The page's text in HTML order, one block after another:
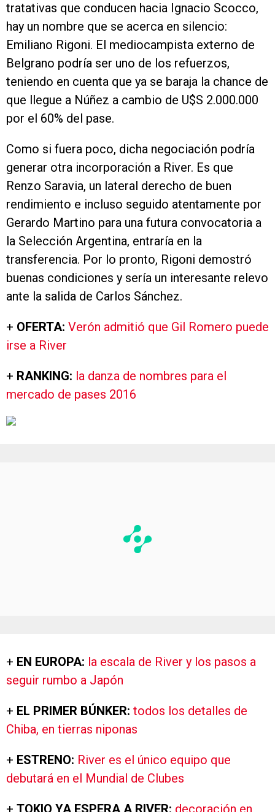
tratativas que conducen hacia Ignacio Scocco,
hay un nombre que se acerca en silencio:
Emiliano Rigoni. El mediocampista externo de
Belgrano podría ser uno de los refuerzos,
teniendo en cuenta que ya se baraja la chance de
que llegue a Núñez a cambio de U$S 2.000.000
por el 60% del pase.
Como si fuera poco, dicha negociación podría
generar otra incorporación a River. Es que
Renzo Saravia, un lateral derecho de buen
rendimiento e incluso seguido atentamente por
Gerardo Martino para una futura convocatoria a
la Selección Argentina, entraría en la
transferencia. Por lo pronto, Rigoni demostró
buenas condiciones y sería un interesante relevo
ante la salida de Carlos Sánchez.
+ OFERTA: Verón admitió que Gil Romero puede
irse a River
+ RANKING: la danza de nombres para el
mercado de pases 2016
+ EN EUROPA: la escala de River y los pasos a
seguir rumbo a Japón
+ EL PRIMER BÚNKER: todos los detalles de
Chiba, en tierras niponas
+ ESTRENO: River es el único equipo que
debutará en el Mundial de Clubes
+ TOKIO YA ESPERA A RIVER: decoración en